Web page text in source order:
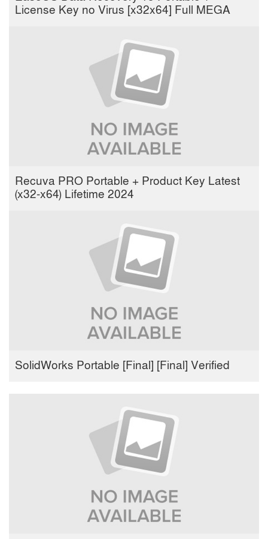
License Key no Virus [x32x64] Full MEGA
Recuva PRO Portable + Product Key Latest
(x32-x64) Lifetime 2024
SolidWorks Portable [Final] [Final] Verified